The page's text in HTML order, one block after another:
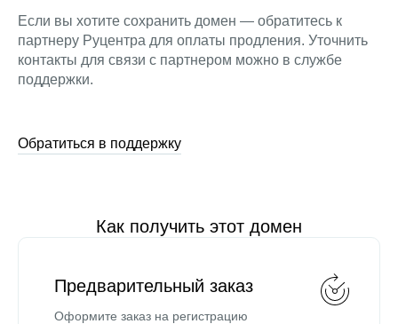
Если вы хотите сохранить домен — обратитесь к
партнеру Руцентра для оплаты продления. Уточнить
контакты для связи с партнером можно в службе
поддержки.
Обратиться в поддержку
Как получить этот домен
Предварительный заказ
Оформите заказ на регистрацию